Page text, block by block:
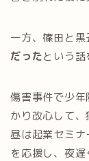
一方、篠田と黒
だったという話
傷害事件で少
かり改心して、
昼は起業セミ
を応援し、夜